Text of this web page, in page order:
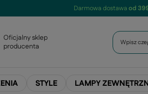
Darmowa dostawa od
Oficjalny sklep
producenta
STYLE LAMPY